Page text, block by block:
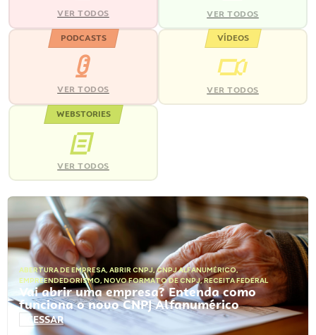
VER TODOS VER TODOS
PODCASTS
VER TODOS
VÍDEOS
VER TODOS
WEBSTORIES
VER TODOS
ABERTURA DE EMPRESA, ABRIR CNPJ,CNPJ ALFANUMÉRICO,
EMPREENDEDORISMO, NOVO FORMATO DE CNPJ,RECEITA FEDERAL
Vai abrir uma empresa? Entenda como
funciona o novo CNPJ Alfanumérico
ACESSAR